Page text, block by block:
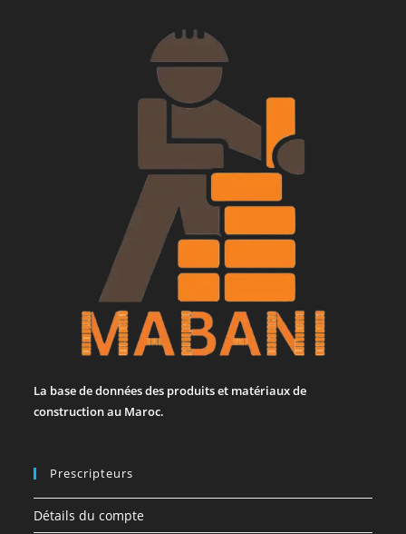
La base de données des produits et matériaux de
construction au Maroc.
Prescripteurs
Détails du compte